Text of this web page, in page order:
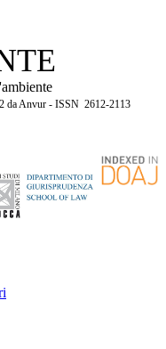
da Anvur - ISSN 2612-2113